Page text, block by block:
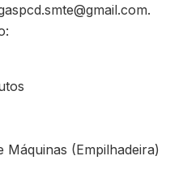
.
(Empilhadeira)